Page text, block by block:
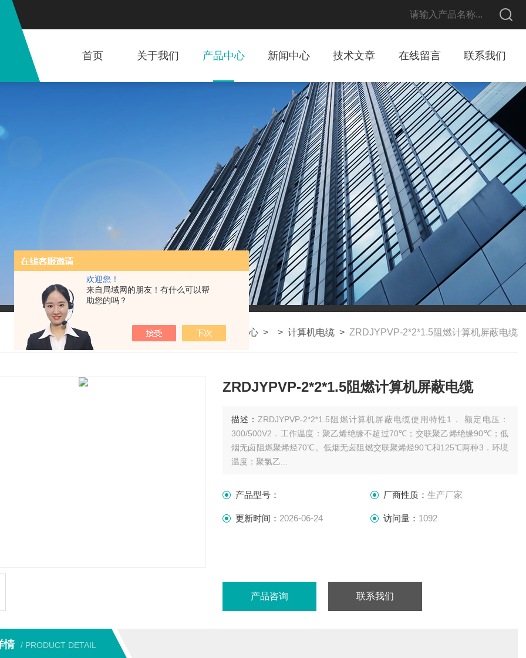
欢迎您！
来自局域网的朋友！有什么可以帮
助您的吗？
首页 关于我们 产品中心 新闻中心 技术文章 在线留言 联系我们
我的位置： 首页> 产品中心 > > 计算机电缆 > ZRDJYPVP-2*2*1.5阻燃计算机屏蔽电缆
ZRDJYPVP-2*2*1.5阻燃计算机屏蔽电缆
描述： ZRDJYPVP-2*2*1.5阻燃计算机屏蔽电缆使用特性1． 额定电压：
300/500V2．工作温度：聚乙烯绝缘不超过70℃；交联聚乙烯绝缘90℃；低
烟无卤阻燃聚烯烃70℃。低烟无卤阻燃交联聚烯烃90℃和125℃两种3．环境
温度：聚氯乙...
产品型号： 厂商性质： 生产厂家
更新时间： 2026-06-24 访问量： 1092
产品咨询 联系我们
情 / PRODUCT DETAIL